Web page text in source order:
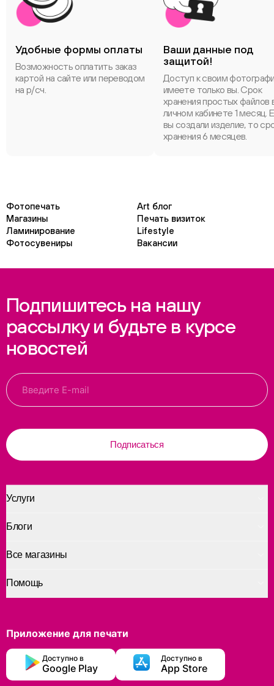
Удобные формы оплаты
Возможность оплатить заказ
картой на сайте или переводом
на р/сч.
Ваши данные под
защитой!
Доступ к своим
имеете только вы. Срок
хранения простых файлов
личном кабинете 1 месяц.
вы создали изделие, то
хранения 6 месяцев.
Фотопечать
Art блог
Магазины
Печать визиток
Ламинирование
Lifestyle
Фотосувениры
Вакансии
Подпишитесь на нашу
рассылку и будьте в курсе
новостей
Подписаться
Услуги
Помощь
Блоги
Все магазины
Приложение для печати
Доступно в
Google Play
Доступно в
App Store